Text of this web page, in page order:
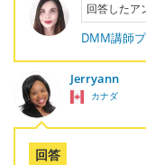
回答したア
DMM講師
Jerryann
カナダ
回答